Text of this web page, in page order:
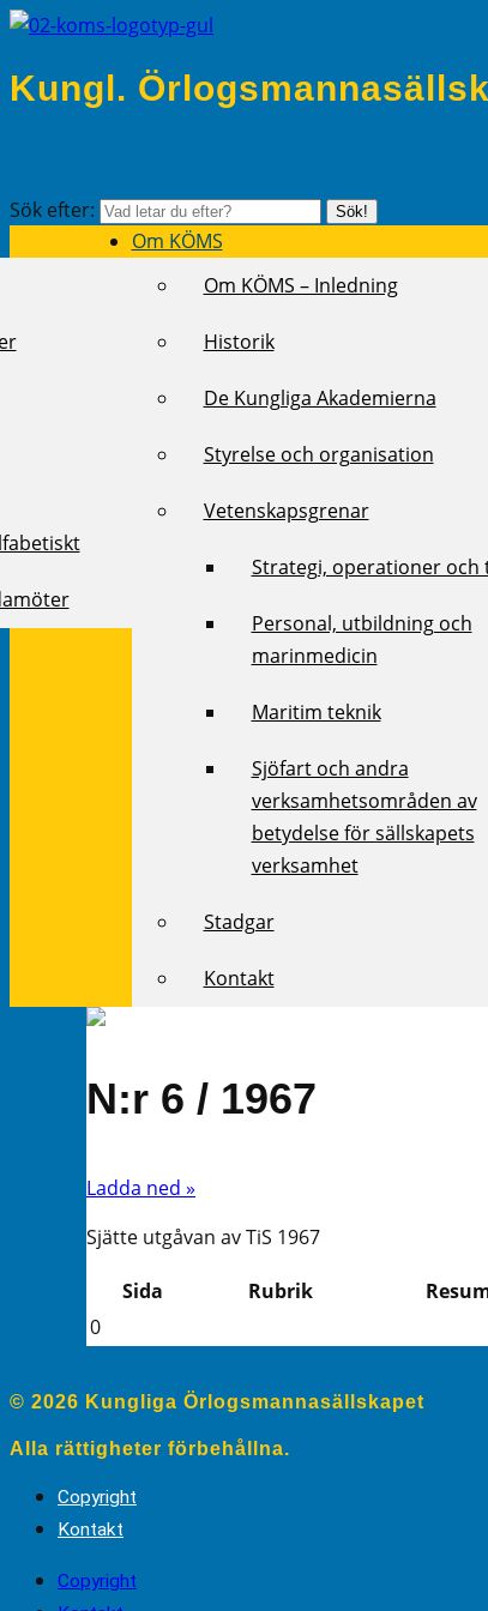
Kungl.
Sök efter: Sök!
Om KÖMS
Om KÖMS – Inledning
Historik
De Kungliga Akademierna
Styrelse och organisation
Vetenskapsgrenar
Strategi, operationer och
Personal, utbildning och
marinmedicin
Maritim teknik
Sjöfart och andra
verksamhetsområden av
betydelse för sällskapets
verksamhet
Stadgar
Kontakt
N:r 6 / 1967
Ladda ned »
Sjätte utgåvan av TiS 1967
Sida Rubrik
0
© 2026 Kungliga Örlogsmannasällskapet
Alla rättigheter förbehållna.
Copyright
Kontakt
Copyright